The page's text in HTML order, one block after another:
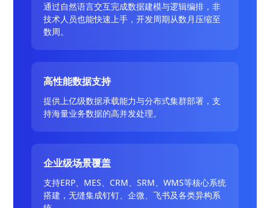
通过自然语言交互完成数据建模与逻辑编排，非
技术人员也能快速上手，开发周期从数月压缩至
数周。
高性能数据支持
提供上亿级数据承载能力与分布式集群部署，支
持海量业务数据的高并发处理。
企业级场景覆盖
支持ERP、MES、CRM、SRM、WMS等核心系统
搭建，无缝集成钉钉、企微、飞书及各类异构系